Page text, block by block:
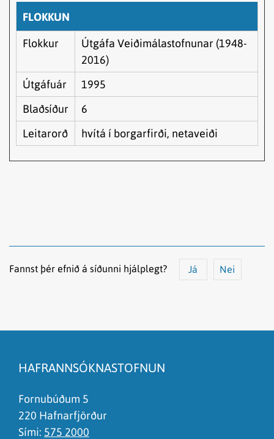
FLOKKUN
Flokkur
Útgáfa Veiðimálastofnunar (1948-
2016)
Útgáfuár
1995
Blaðsíður
6
Leitarorð
hvítá í borgarfirði, netaveiði
Fannst þér efnið á síðunni hjálplegt? Já Nei
Það er of mikið efni á síðunni
Ég skil ekki efnið, finnst það of flókið
HAFRANNSÓKNASTOFNUN
Fornubúðum 5
220 Hafnarfjörður
Sími: 575 2000